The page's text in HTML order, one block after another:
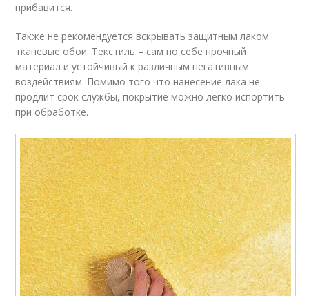
прибавится.
Также не рекомендуется вскрывать защитным лаком
тканевые обои. Текстиль – сам по себе прочный
материал и устойчивый к различным негативным
воздействиям. Помимо того что нанесение лака не
продлит срок службы, покрытие можно легко испортить
при обработке.